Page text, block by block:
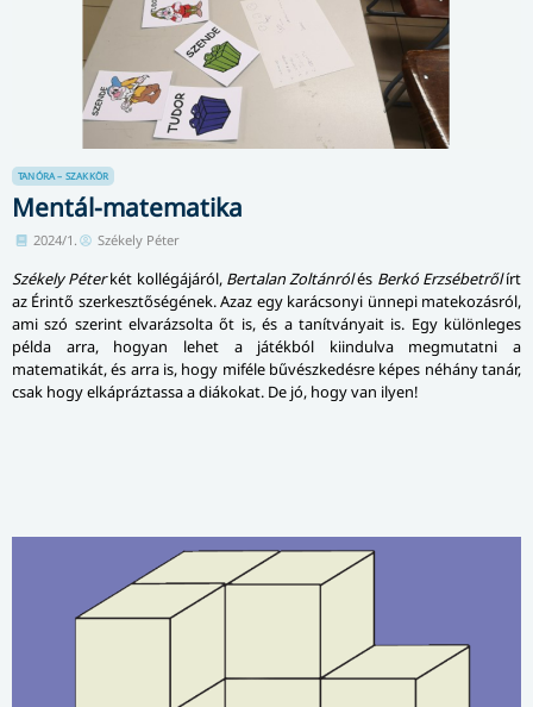
TANÓRA – SZAKKÖR
Mentál-matematika
2024/1. Székely Péter
Székely Péterkét kollégájáról, Bertalan Zoltánrólés Berkó Erzsébetrőlírt
az Érintő szerkesztőségének. Azaz egy karácsonyi ünnepi matekozásról,
ami szó szerint elvarázsolta őt is, és a tanítványait is. Egy különleges
példa arra, hogyan lehet a játékból kiindulva megmutatni a
matematikát, és arra is, hogy miféle bűvészkedésre képes néhány tanár,
csak hogy elkápráztassa a diákokat. De jó, hogy van ilyen!